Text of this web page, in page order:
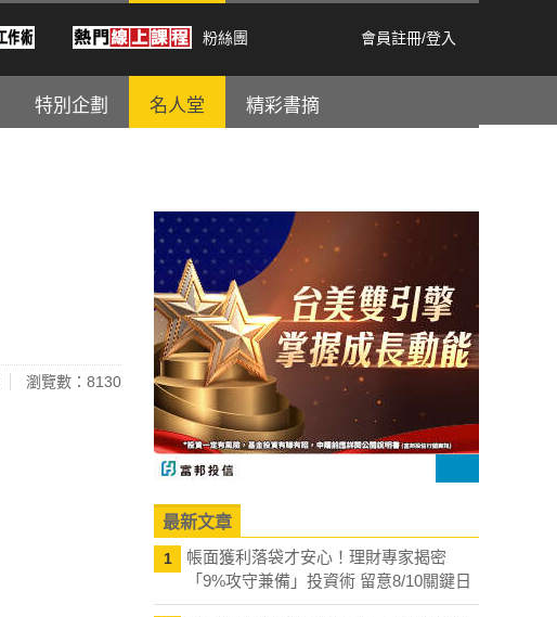
粉絲團 會員註冊/登入
特別企劃 名人堂 精彩書摘
瀏覽數：8130
最新文章
1
帳面獲利落袋才安心！理財專家揭密
「9%攻守兼備」投資術 留意8/10關鍵日